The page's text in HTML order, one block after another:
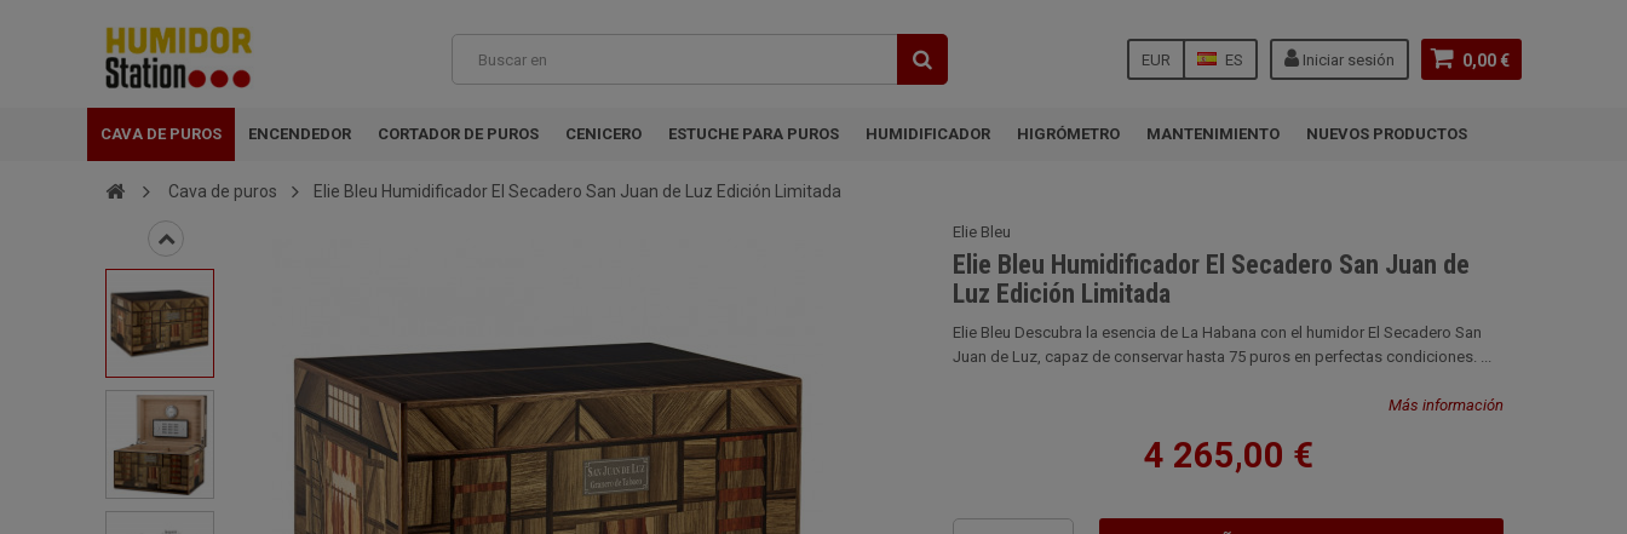
0,00 €
Iniciar sesión
ES
EUR
CAVA DE PUROS ENCENDEDOR CORTADOR DE PUROS CENICERO ESTUCHE PARA PUROS HUMIDIFICADOR HIGRÓMETRO MANTENIMIENTO NUEVOS PRODUCTOS
Cava de puros Elie Bleu Humidificador El Secadero San Juan de Luz Edición Limitada
Elie Bleu
Elie Bleu Humidificador El Secadero San Juan de
Luz Edición Limitada
Elie Bleu Descubra la esencia de La Habana con el humidor El Secadero San
Juan de Luz, capaz de conservar hasta 75 puros en perfectas condiciones. ...
Más información
4 265,00 €